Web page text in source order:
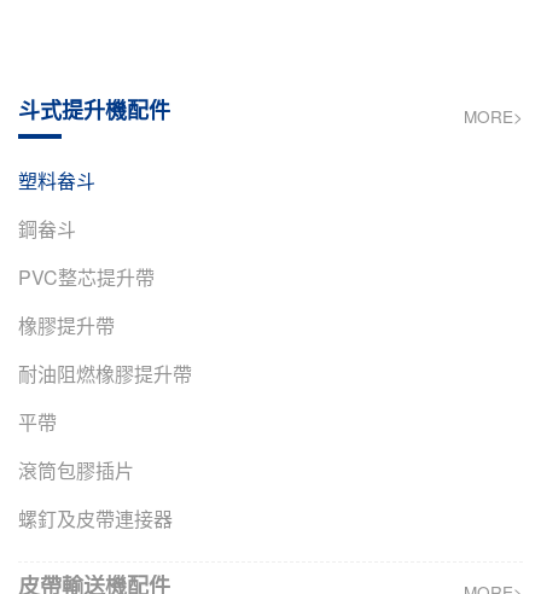
MORE>
斗式提升機配件
塑料畚斗
鋼畚斗
PVC整芯提升帶
橡膠提升帶
耐油阻燃橡膠提升帶
平帶
滾筒包膠插片
螺釘及皮帶連接器
皮帶輸送機配件